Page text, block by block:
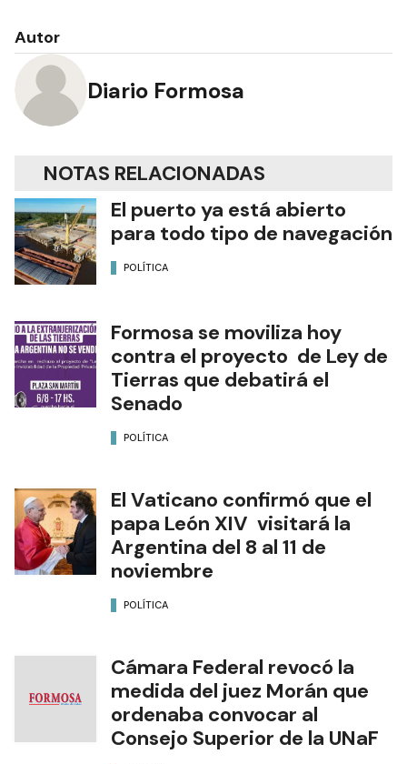
Autor
Diario Formosa
NOTAS RELACIONADAS
El puerto ya está abierto
para todo tipo de navegación
POLÍTICA
Formosa se moviliza hoy
contra el proyecto de Ley de
Tierras que debatirá el
Senado
POLÍTICA
El Vaticano confirmó que el
papa León XIV visitará la
Argentina del 8 al 11 de
noviembre
POLÍTICA
Cámara Federal revocó la
medida del juez Morán que
ordenaba convocar al
Consejo Superior de la UNaF